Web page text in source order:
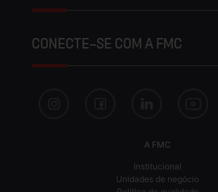
CONECTE-SE COM A FMC
A FMC
Institucional
Unidades de negócio